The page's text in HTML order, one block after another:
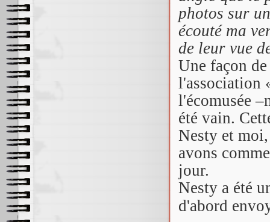
photos sur
écouté ma
de leur vue
Une façon
l'association
l'écomusée
été vain.
Nesty et
avons
jour.
Nesty a été
d'abord